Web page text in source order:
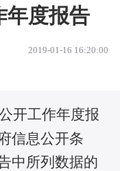
年度报告
2019-01-16 16:20:00
开工作年度报
信息公开条
中所列数据的